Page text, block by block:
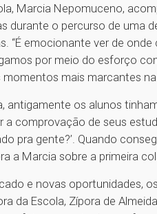
Marcia Nepomuceno,
durante o percurso de uma
“É emocionante ver de
por meio do esforço
mais marcantes na
antigamente os alunos
a comprovação de seus
pra gente?’. Quando
a Marcia sobre a primeira
e novas oportunidades,
da Escola, Zípora de